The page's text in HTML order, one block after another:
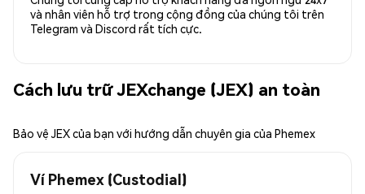
và nhân viên hỗ trợ trong cộng đồng của chúng tôi trên
Telegram và Discord rất tích cực.
Cách lưu trữ JEXchange (JEX) an toàn
Bảo vệ JEX của bạn với hướng dẫn chuyên gia của Phemex
Ví Phemex (Custodial)